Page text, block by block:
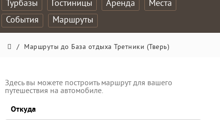
Турбазы Гостиницы Аренда
Места
События
Маршруты
/ Маршруты до База отдыха Третники (Тверь)
Здесь вы можете построить маршрут для вашего
путешествия на автомобиле.
Откуда